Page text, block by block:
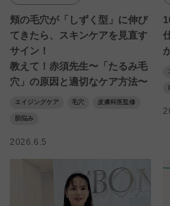
頬の毛穴が「しずく型」に伸び
てきたら、スキンケアを見直す
サイン！
教えて！赤須先生〜「たるみ毛
穴」の原因と適切なケア方法〜
エイジングケア 毛穴 皮膚科医監修
肌悩み
2026.6.5